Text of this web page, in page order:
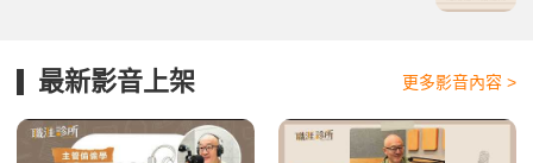
最新影音上架 更多影音內容 >